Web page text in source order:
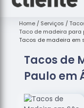
de Madeira
Decks de
Empresas
de
de Madeira
Home Serviços
Taco de madeira para
Tacos de madeira em
Tacos de
Paulo em